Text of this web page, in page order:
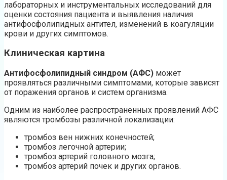
лабораторных и инструментальных исследований для
оценки состояния пациента и выявления наличия
антифосфолипидных антител, изменений в коагуляции
крови и других симптомов.
Клиническая картина
Антифосфолипидный синдром (АФС) может
проявляться различными симптомами, которые зависят
от поражения органов и систем организма.
Одним из наиболее распространенных проявлений АФС
являются тромбозы различной локализации:
тромбоз вен нижних конечностей;
тромбоз легочной артерии;
тромбоз артерий головного мозга;
тромбоз артерий почек и других органов.